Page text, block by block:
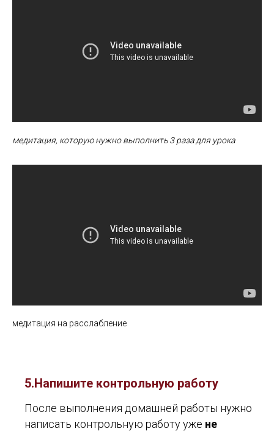
медитация, которую нужно выполнить 3 раза для урока
медитация на расслабление
5.Напишите контрольную работу
После выполнения домашней работы нужно
написать контрольную работу уже не